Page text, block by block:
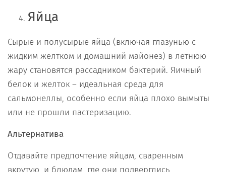
Яйца
Сырые и полусырые яйца (включая глазунью с
жидким желтком и домашний майонез) в летнюю
жару становятся рассадником бактерий. Яичный
белок и желток – идеальная среда для
сальмонеллы, особенно если яйца плохо вымыты
или не прошли пастеризацию.
Альтернатива
Отдавайте предпочтение яйцам, сваренным
вкрутую, и блюдам, где они подверглись